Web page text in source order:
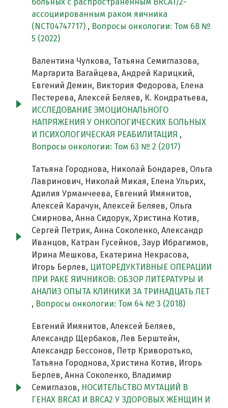
больных c распространенным BRCA1/2-
ассоциированным раком яичника
(NCT04747717) , Вопросы онкологии: Том 68 №
5 (2022)
Валентина Чулкова, Татьяна Семиглазова,
Маргарита Вагайцева, Андрей Карицкий,
Евгений Демин, Виктория Федорова, Елена
Пестерева, Алексей Беляев, К. Кондратьева,
ИССЛЕДОВАНИЕ ЭМОЦИОНАЛЬНОГО
НАПРЯЖЕНИЯ У ОНКОЛОГИЧЕСКИХ БОЛЬНЫХ
И ПСИХОЛОГИЧЕСКАЯ РЕАБИЛИТАЦИЯ ,
Вопросы онкологии: Том 63 № 2 (2017)
Татьяна Городнова, Николай Бондарев, Ольга
Лавринович, Николай Микая, Елена Ульрих,
Адилия Урманчеева, Евгений Имянитов,
Алексей Карачун, Алексей Беляев, Ольга
Смирнова, Анна Сидорук, Христина Котив,
Сергей Петрик, Анна Соколенко, Александр
Иванцов, Катран Гусейнов, Заур Ибрагимов,
Ирина Мешкова, Екатерина Некрасова,
Игорь Берлев, ЦИТОРЕДУКТИВНЫЕ ОПЕРАЦИИ
ПРИ РАКЕ ЯИЧНИКОВ: ОБЗОР ЛИТЕРАТУРЫ И
АНАЛИЗ ОПЫТА КЛИНИКИ ЗА ТРИНАДЦАТЬ ЛЕТ
, Вопросы онкологии: Том 64 № 3 (2018)
Евгений Имянитов, Алексей Беляев,
Александр Щербаков, Лев Берштейн,
Александр Бессонов, Петр Криворотько,
Татьяна Городнова, Христина Котив, Игорь
Берлев, Анна Соколенко, Владимир
Семиглазов, НОСИТЕЛЬСТВО МУТАЦИЙ В
ГЕНАХ BRCA1 И BRCA2 У ЗДОРОВЫХ ЖЕНЩИН И